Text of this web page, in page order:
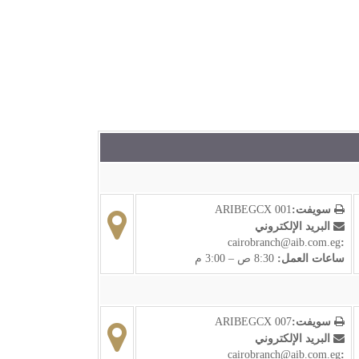
سويفت:ARIBEGCX 001
البريد الإلكتروني
:
cairobranch@aib.com.eg
ساعات العمل: 8:30 ص – 3:00 م
سويفت:ARIBEGCX 007
البريد الإلكتروني
:
cairobranch@aib.com.eg